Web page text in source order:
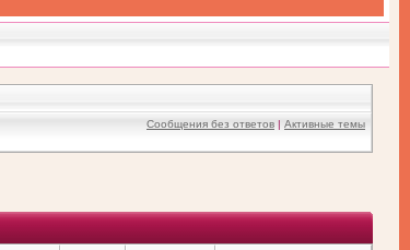
Сообщения без ответов | Активные темы